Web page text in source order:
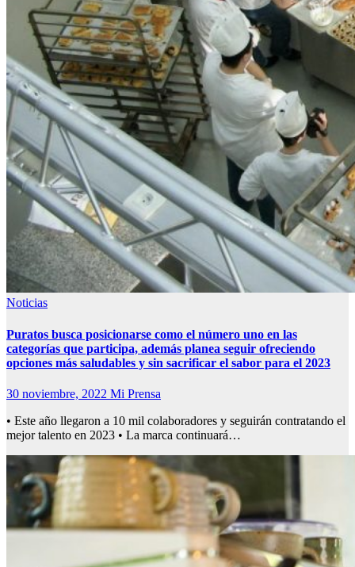
Noticias
Puratos busca posicionarse como el número uno en las
categorías que participa, además planea seguir ofreciendo
opciones más saludables y sin sacrificar el sabor para el 2023
30 noviembre, 2022 Mi Prensa
• Este año llegaron a 10 mil colaboradores y seguirán contratando el
mejor talento en 2023 • La marca continuará…